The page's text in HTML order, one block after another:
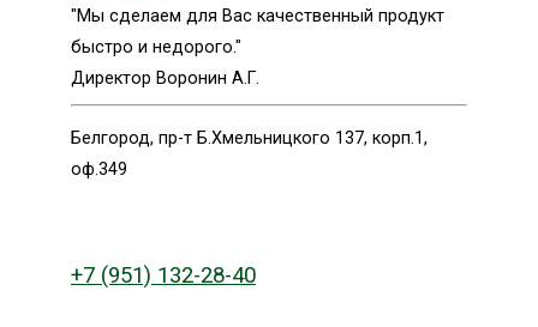
"Мы сделаем для Вас качественный продукт
быстро и недорого."
Директор Воронин А.Г.
Белгород, пр-т Б.Хмельницкого 137, корп.1,
оф.349
+7 (951) 132-28-40